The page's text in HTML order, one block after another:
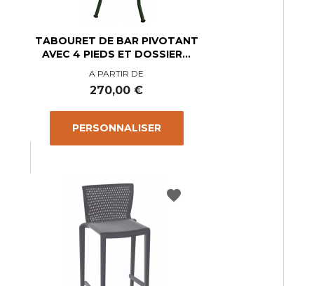
TABOURET DE BAR PIVOTANT
AVEC 4 PIEDS ET DOSSIER...
Prix
A PARTIR DE
270,00 €
PERSONNALISER
favorite